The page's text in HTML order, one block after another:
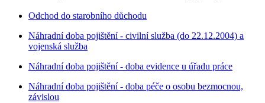
Odchod do starobního důchodu
Náhradní doba pojištění - civilní služba (do 22.12.2004) a
vojenská služba
Náhradní doba pojištění - doba evidence u úřadu práce
Náhradní doba pojištění - doba péče o osobu bezmocnou,
závislou